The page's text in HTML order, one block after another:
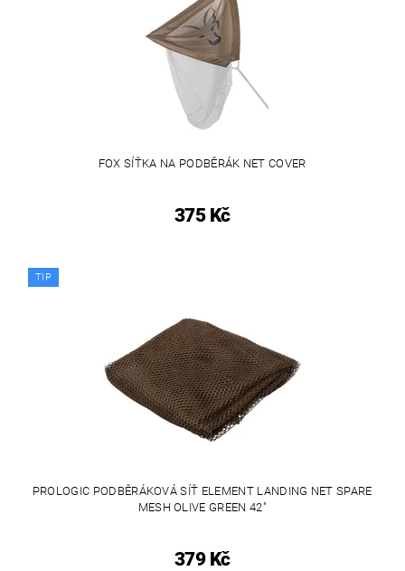
FOX SÍŤKA NA PODBĚRÁK NET COVER
375 Kč
TIP
PROLOGIC PODBĚRÁKOVÁ SÍŤ ELEMENT LANDING NET SPARE
MESH OLIVE GREEN 42"
379 Kč